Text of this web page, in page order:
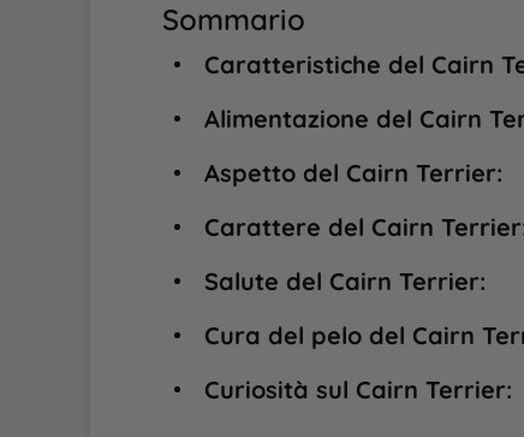
Sommario
Caratteristiche del Cairn
Alimentazione del Cairn
Aspetto del Cairn Terrier:
Carattere del Cairn
Salute del Cairn Terrier:
Cura del pelo del Cairn
Curiosità sul Cairn Terrier: